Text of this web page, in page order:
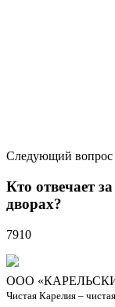
Карелии -
http://
Следующий вопрос
Кто отвечает
дворах?
7910
ООО
Чистая Карелия –